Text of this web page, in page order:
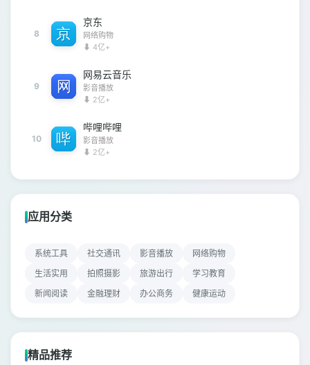
8
京东
网络购物
⬇ 4亿+
9
网易云音乐
影音播放
⬇ 2亿+
10
哔哩哔哩
影音播放
⬇ 2亿+
应用分类
系统工具 社交通讯 影音播放
网络购物
生活实用
拍照摄影 旅游出行
学习教育
新闻阅读
金融理财 办公商务 健康运动
精品推荐